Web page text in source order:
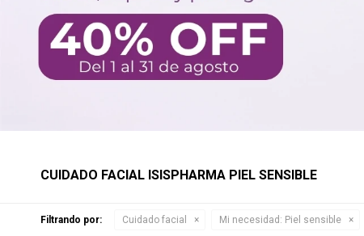
CUIDADO FACIAL ISISPHARMA PIEL SENSIBLE
Filtrando por: Cuidado facial Mi necesidad: Piel sensible